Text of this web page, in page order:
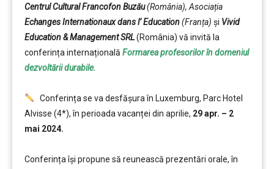
Centrul Cultural Francofon Buzău(România), Asociația
Echanges Internationaux dans l’ Education(Franța) și Vivid
Education & Management SRL(România) vă invită la
conferința internațională Formarea profesorilor în domeniul
dezvoltării durabile.
Conferința se va desfășura în Luxemburg, Parc Hotel
Alvisse (4*), în perioada vacanței din aprilie, 29 apr. – 2
mai 2024.
Conferința își propune să reunească prezentări orale, în